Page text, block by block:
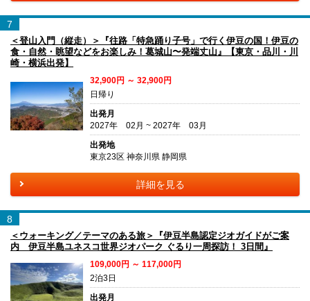
7
＜登山入門（縦走）＞『往路「特急踊り子号」で行く伊豆の国！伊豆の
食・自然・眺望などをお楽しみ！葛城山〜発端丈山』【東京・品川・川
崎・横浜出発】
32,900円 ～ 32,900円
日帰り
出発月
2027年 02月 ~ 2027年 03月
出発地
東京23区 神奈川県 静岡県
詳細を見る
8
＜ウォーキング／テーマのある旅＞『伊豆半島認定ジオガイドがご案
内 伊豆半島ユネスコ世界ジオパーク ぐるり一周探訪！ 3日間』
109,000円 ～ 117,000円
2泊3日
出発月